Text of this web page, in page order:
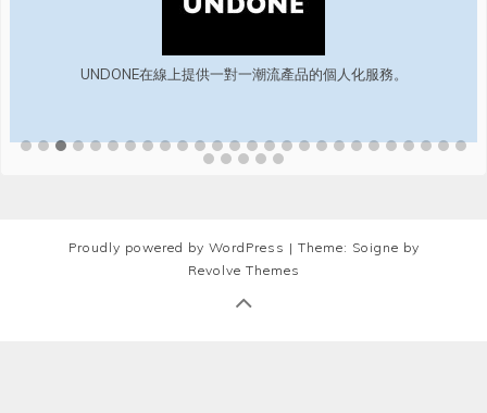
UNDONE在線上提供一對一潮流產品的個人化服務。
Proudly powered by WordPress | Theme: Soigne by
Revolve Themes